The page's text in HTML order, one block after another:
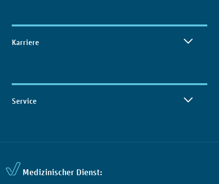
Karriere
Service
Medizinischer Dienst: